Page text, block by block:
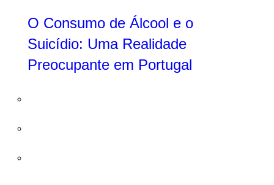
O Consumo de Álcool e o
Suicídio: Uma Realidade
Preocupante em Portugal